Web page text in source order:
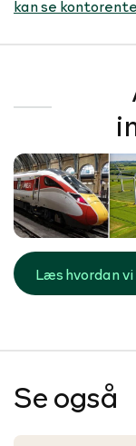
kan se
Læs hvordan
Se også